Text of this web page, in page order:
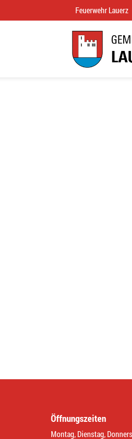
Feuerwehr Lauerz
Öffnungszeiten
Montag, Dienstag,